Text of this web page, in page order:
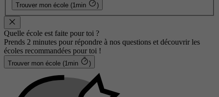
Trouver mon école (1min )
Quelle école est faite pour toi ?
Prends 2 minutes pour répondre à nos questions et découvrir les
écoles recommandées pour toi !
Trouver mon école (1min )